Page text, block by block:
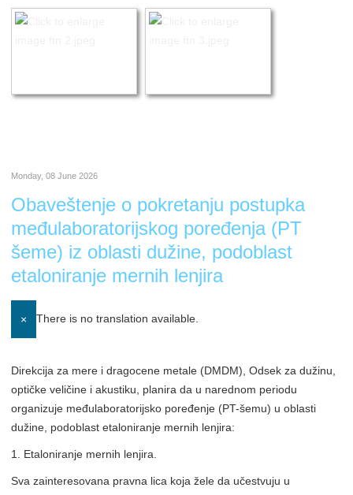
Monday, 08 June 2026
Obaveštenje o pokretanju postupka
međulaboratorijskog poređenja (PT
šeme) iz oblasti dužine, podoblast
etaloniranje mernih lenjira
× There is no translation available.
Direkcija za mere i dragocene metale (DMDM), Odsek za dužinu,
optičke veličine i akustiku, planira da u narednom periodu
organizuje međulaboratorijsko poređenje (PT-šemu) u oblasti
dužine, podoblast etaloniranje mernih lenjira:
1. Etaloniranje mernih lenjira.
Sva zainteresovana pravna lica koja žele da učestvuju u